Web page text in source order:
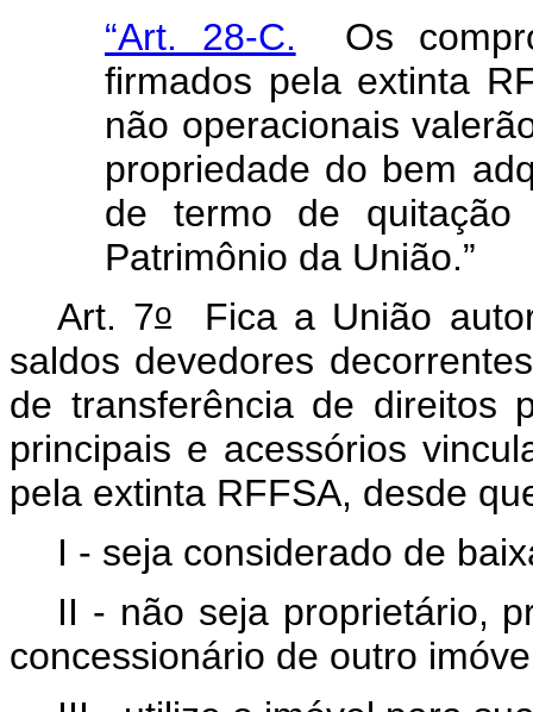
“Art. 28-C. Os
firmados pela extinta
não operacionais
propriedade do bem
de termo de quitação
Patrimônio da União.”
Art. 7oFica a União
saldos devedores
de transferência de direitos
principais e acessórios
pela extinta RFFSA, desde
I - seja considerado de
II - não seja proprietário,
concessionário de outro